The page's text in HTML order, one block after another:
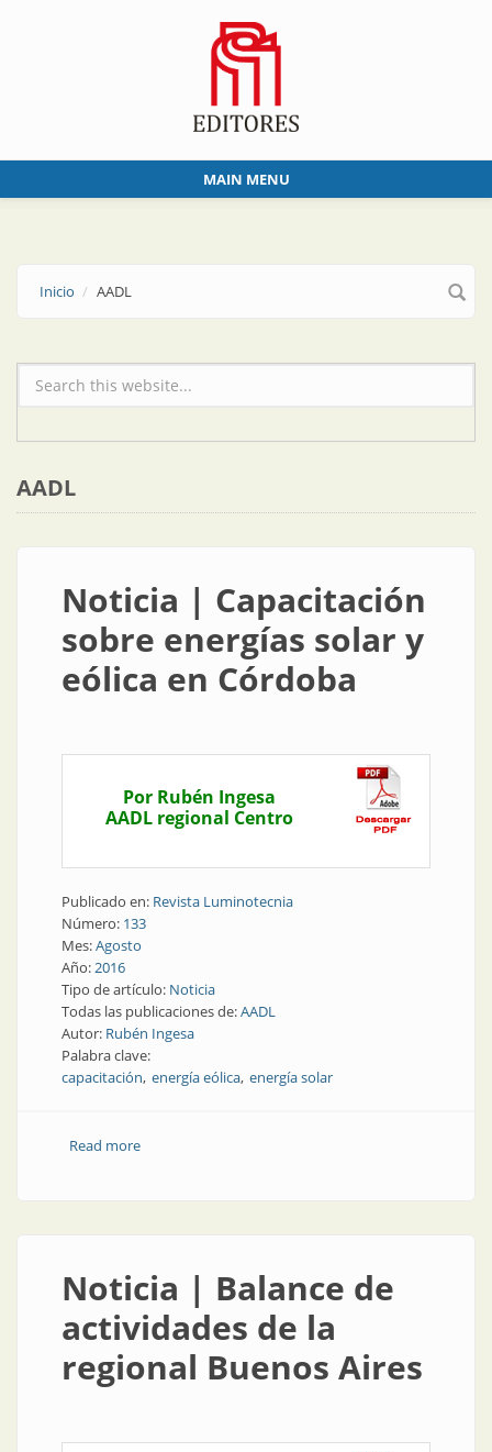
MAIN MENU
Inicio AADL
Formulario de búsqueda
AADL
Noticia | Capacitación
sobre energías solar y
eólica en Córdoba
Por Rubén Ingesa
AADL regional Centro
Publicado en: Revista Luminotecnia
Número: 133
Mes:Agosto
Año:2016
Tipo de artículo: Noticia
Todas las publicaciones de:AADL
Autor: Rubén Ingesa
Palabra clave:
capacitación energía eólica energía solar
Read moreabout Noticia | Capacitación sobre energías solar y
Noticia | Balance de
actividades de la
regional Buenos Aires